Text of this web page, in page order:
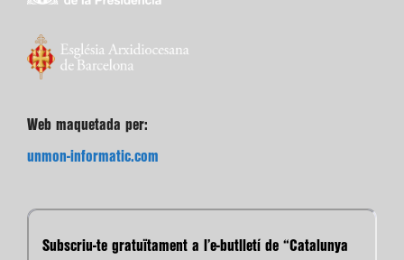
Web maquetada per:
unmon-informatic.com
Subscriu-te gratuïtament a l’e-butlletí de “Catalunya